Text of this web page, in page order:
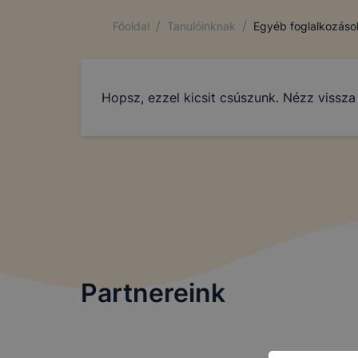
Főoldal / Tanulóinknak / Egyéb
Hopsz, ezzel kicsit csúszunk. Nézz
Partnereink